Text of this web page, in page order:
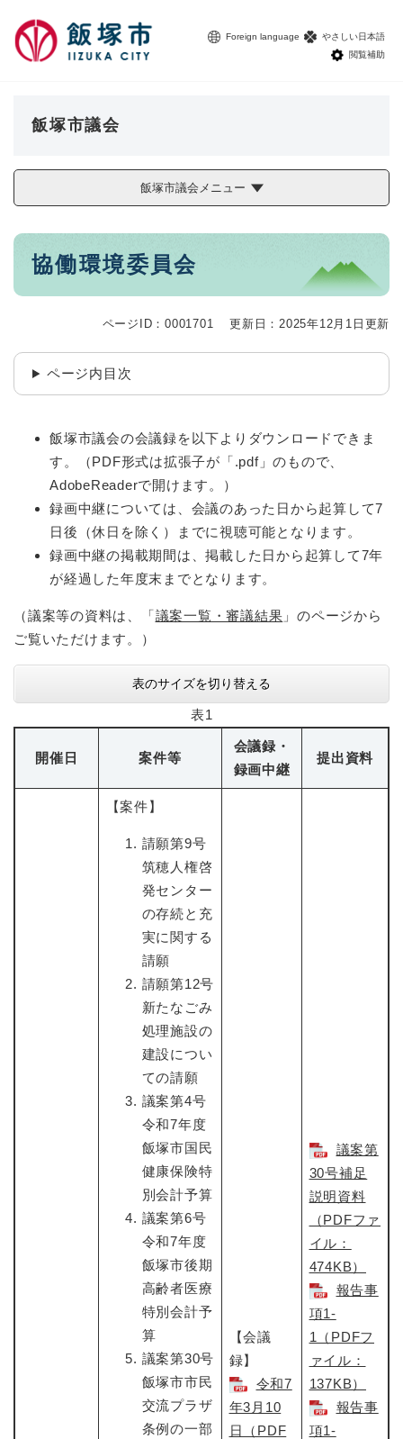
Foreign language
やさしい日本語
閲覧補助
飯塚市議会
飯塚市議会メニュー
本
協働環境委員会
ページID：0001701 更新日：2025年12月1日更新
ページ内目次
飯塚市議会の会議録を以下よりダウンロードできま
す。（PDF形式は拡張子が「.pdf」のもので、
AdobeReaderで開けます。）
録画中継については、会議のあった日から起算して7
日後（休日を除く）までに視聴可能となります。
録画中継の掲載期間は、掲載した日から起算して7年
が経過した年度末までとなります。
（議案等の資料は、「議案一覧・審議結果 」のページから
ご覧いただけます。）
表のサイズを切り替える
表1
開催日 案件等
会議録・
録画中継
提出資料
【案件】
請願第9号
筑穂人権啓
発センター
の存続と充
実に関する
請願
請願第12号
新たなごみ
処理施設の
建設につい
ての請願
議案第4号
令和7年度
飯塚市国民
健康保険特
別会計予算
議案第6号
令和7年度
飯塚市後期
高齢者医療
特別会計予
算
議案第30号
飯塚市市民
交流プラザ
条例の一部
【会議
録】
令和7
年3月10
日​（PDF
議案第
30号補足
説明資料
（PDFファ
イル：
474KB）
報告事
項1-
1（PDFフ
ァイル：
137KB）
報告事
項1-